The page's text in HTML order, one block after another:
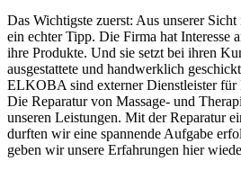
Das Wichtigste zuerst: Aus unserer
ein echter Tipp. Die Firma hat Interesse
ihre Produkte. Und sie setzt bei ihren
ausgestattete und handwerklich
ELKOBA sind externer Dienstleister
Die Reparatur von Massage- und
unseren Leistungen. Mit der Reparatur
durften wir eine spannende Aufgabe
geben wir unsere Erfahrungen hier